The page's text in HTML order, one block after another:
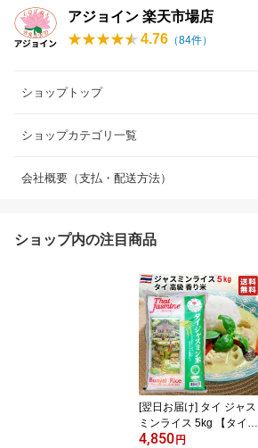
アジョイン 楽天市場店
4.76 （84件）
ショップトップ
ショップカテゴリ一覧
会社概要（支払・配送方法）
ショップ内の注目商品
[翌日お届け] タイ ジャス
ミンライス 5kg 【タイ料
理、チャーハン、カレ
4,850 円